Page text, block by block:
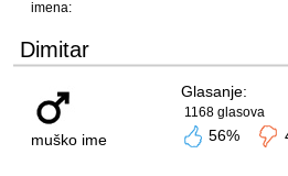
imena:
Dimitar
muško ime
Glasanje:
1168 glasova
56%